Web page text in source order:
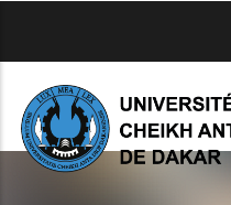
principal